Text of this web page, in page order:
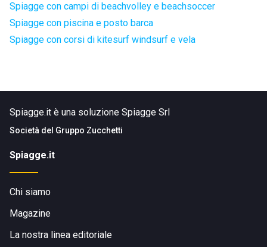
Spiagge con campi di beachvolley e beachsoccer
Spiagge con piscina e posto barca
Spiagge con corsi di kitesurf windsurf e vela
Spiagge.it è una soluzione Spiagge Srl
Società del Gruppo Zucchetti
Spiagge.it
Chi siamo
Magazine
La nostra linea editoriale